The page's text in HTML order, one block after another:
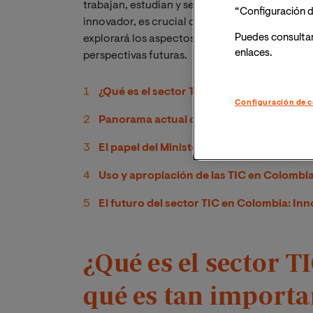
trabajan, estudian y se comunican. A medida
innovador, es crucial continuar adaptándose
explorará los aspectos clave del sectorTIC
perspectivas futuras.
¿Qué es el sector TIC en Colombia y por
Panorama actual de las TIC en
El papel del Ministerio de las TIC
Uso y apropiación de las TIC en
El futuro del sector TIC en Colombia:
¿Qué es el sector
qué es tan
“Configuración
Puedes
enlaces.
Configuración de